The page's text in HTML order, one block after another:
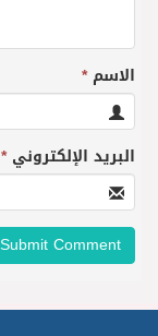
الاسم*
البريد الإلكتروني*